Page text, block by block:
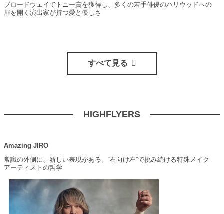
ブロードウェイでトニー賞を獲得し、多くの若手俳優のハリウッドへの
扉を開く演出家が持つ愛と優しさ
すべて見る
HIGHFLYERS
Amazing JIRO
常識の外側に、新しい表現がある。“右向け左”で挑み続ける特殊メイク
アーティストの哲学